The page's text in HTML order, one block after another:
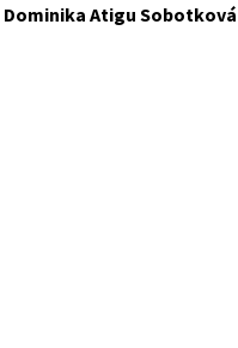
Dominika Atigu Sobotková